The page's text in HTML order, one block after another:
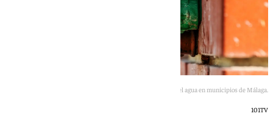
Prohibiciones para el agua en municipios de Málaga.
101TV